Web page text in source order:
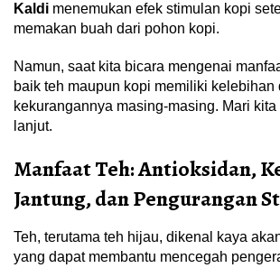
Kaldi menemukan efek stimulan kopi
memakan buah dari pohon kopi.
Namun, saat kita bicara mengenai
baik teh maupun kopi memiliki kelebihan
kekurangannya masing-masing. Mari
lanjut.
Manfaat Teh: Antioksidan,
Jantung, dan Pengurangan
Teh, terutama teh hijau, dikenal kaya
yang dapat membantu mencegah